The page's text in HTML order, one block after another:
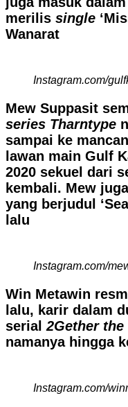
merilis single
Wanarat
Instagram.com/
Mew Suppasit
series Tharntype
sampai ke
lawan main Gulf
2020 sekuel dari
kembali. Mew
yang berjudul
lalu
Instagram.com/
Win Metawin
lalu, karir dalam
serial 2Gether the
namanya hingga
Instagram.com/